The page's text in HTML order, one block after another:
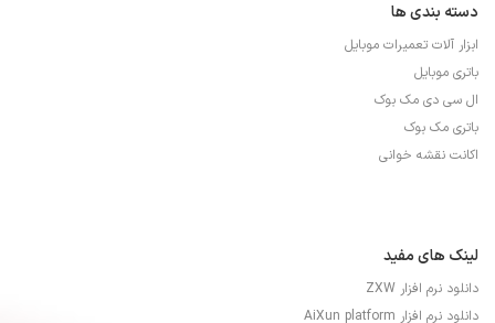
دسته بندی ها
ابزار آلات تعمیرات موبایل
باتری موبایل
ال سی دی مک بوک
باتری مک بوک
اکانت نقشه خوانی
لینک های مفید
دانلود نرم افزار ZXW
دانلود نرم افزار AiXun platform